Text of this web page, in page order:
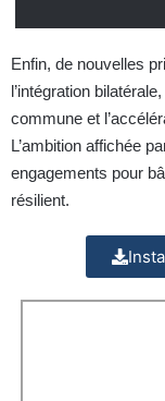
Enfin, de nouvelles
l’intégration
commune et
L’ambition affichée
engagements pour
résilient.